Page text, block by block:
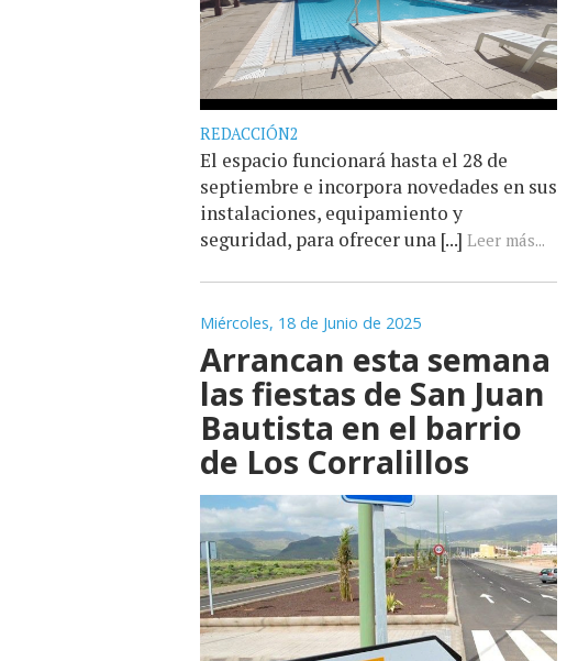
REDACCIÓN2
El espacio funcionará hasta el 28 de
septiembre e incorpora novedades en sus
instalaciones, equipamiento y
seguridad, para ofrecer una [...] Leer más...
Miércoles, 18 de Junio de 2025
Arrancan esta semana
las fiestas de San Juan
Bautista en el barrio
de Los Corralillos